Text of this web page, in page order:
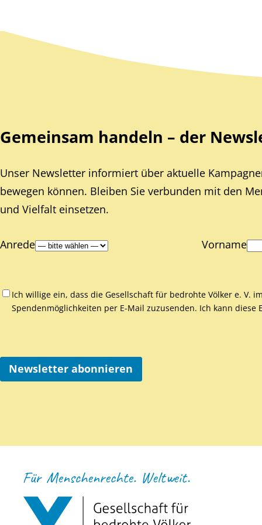
Zurück zum Hauptinhalt
Zurück zur Navigation
Gemeinsam handeln – der
Unser Newsletter informiert über aktuelle
bewegen können. Bleiben Sie verbunden mit den
und Vielfalt einsetzen.
Anrede Vorname
Ich willige ein, dass die Gesellschaft für bedrohte Völker e. V.
Spendenmöglichkeiten per E-Mail zuzusenden. Ich kann
Newsletter abonnieren